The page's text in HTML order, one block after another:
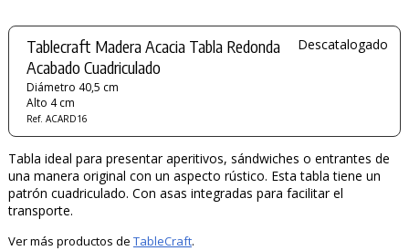
Tablecraft Madera Acacia Tabla Redonda
Acabado Cuadriculado
Diámetro 40,5 cm
Alto 4 cm
Ref. ACARD16
Descatalogado
Tabla ideal para presentar aperitivos, sándwiches o entrantes de
una manera original con un aspecto rústico. Esta tabla tiene un
patrón cuadriculado. Con asas integradas para facilitar el
transporte.
Ver más productos de TableCraft.